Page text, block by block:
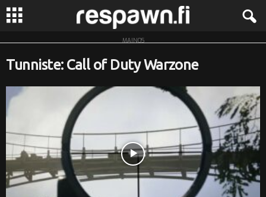
R
MAINOS
Tunniste: Call of Duty Warzone